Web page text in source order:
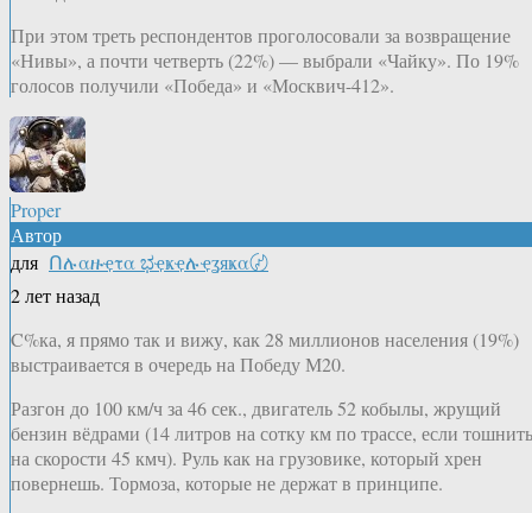
При этом треть респондентов проголосовали за возвращение
«Нивы», а почти четверть (22%) — выбрали «Чайку». По 19%
голосов получили «Победа» и «Москвич-412».
Proper
Автор
для Ոሉαዙҿτα ಭҿҝҿሉҿʓяҝα〄
2 лет назад
C%ка, я прямо так и вижу, как 28 миллионов населения (19%)
выстраивается в очередь на Победу М20.
Разгон до 100 км/ч за 46 сек., двигатель 52 кобылы, жрущий
бензин вёдрами (14 литров на сотку км по трассе, если тошнить
на скорости 45 кмч). Руль как на грузовике, который хрен
повернешь. Тормоза, которые не держат в принципе.